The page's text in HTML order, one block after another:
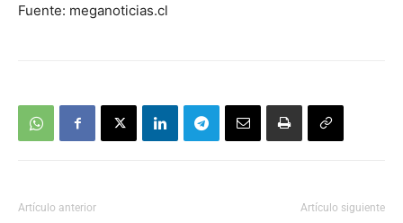
Fuente: meganoticias.cl
Artículo anterior Artículo siguiente